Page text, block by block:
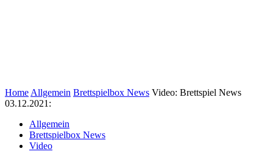
Home Allgemein Brettspielbox News Video: Brettspiel News
03.12.2021:
Allgemein
Brettspielbox News
Video